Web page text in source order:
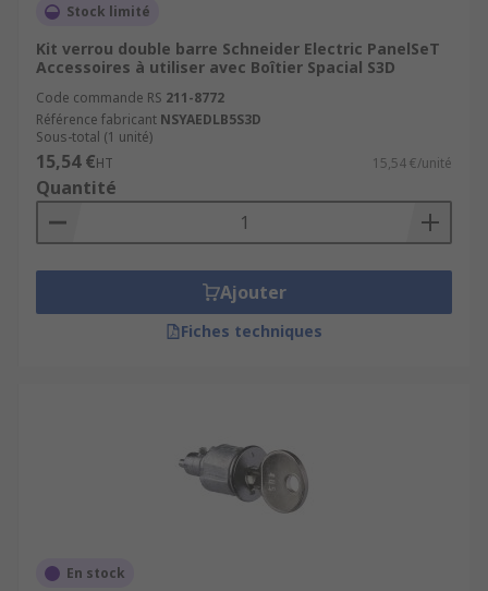
Stock limité
Kit verrou double barre Schneider Electric PanelSeT
Accessoires à utiliser avec Boîtier Spacial S3D
Code commande RS 211-8772
Référence fabricant NSYAEDLB5S3D
Sous-total (1 unité)
15,54 €HT 15,54 €/unité
Quantité
Ajouter
Fiches techniques
En stock